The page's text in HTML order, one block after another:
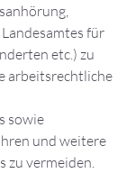
für
etc.) zu
arbeitsrechtliche
sowie
und weitere
zu vermeiden.